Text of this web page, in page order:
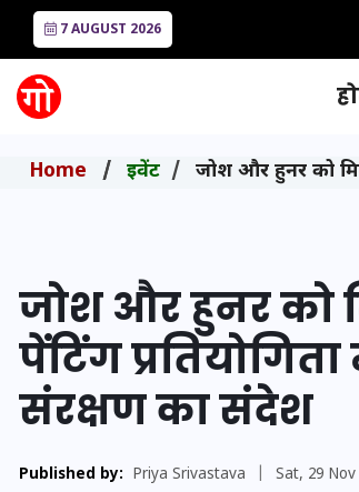
7 AUGUST 2026
Home इवेंट जोश और हुनर को
जोश और हुनर को
पेंटिंग
संरक्षण का संदेश
Published by: Priya Srivastava Sat, 29 Nov